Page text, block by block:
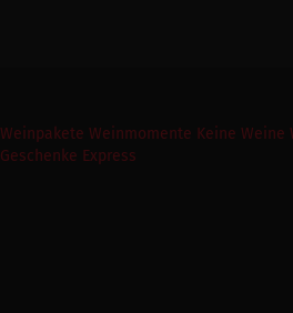
Weinpakete Weinmomente Keine Weine
Geschenke Express